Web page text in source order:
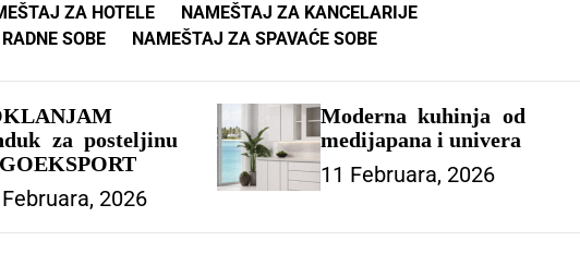
ZA HOTELE
NAMEŠTAJ ZA KANCELARIJE
SOBE
NAMEŠTAJ ZA SPAVAĆE SOBE
za posteljinu
2026
Moderna kuhinja od
medijapana i univera
11 Februara, 2026